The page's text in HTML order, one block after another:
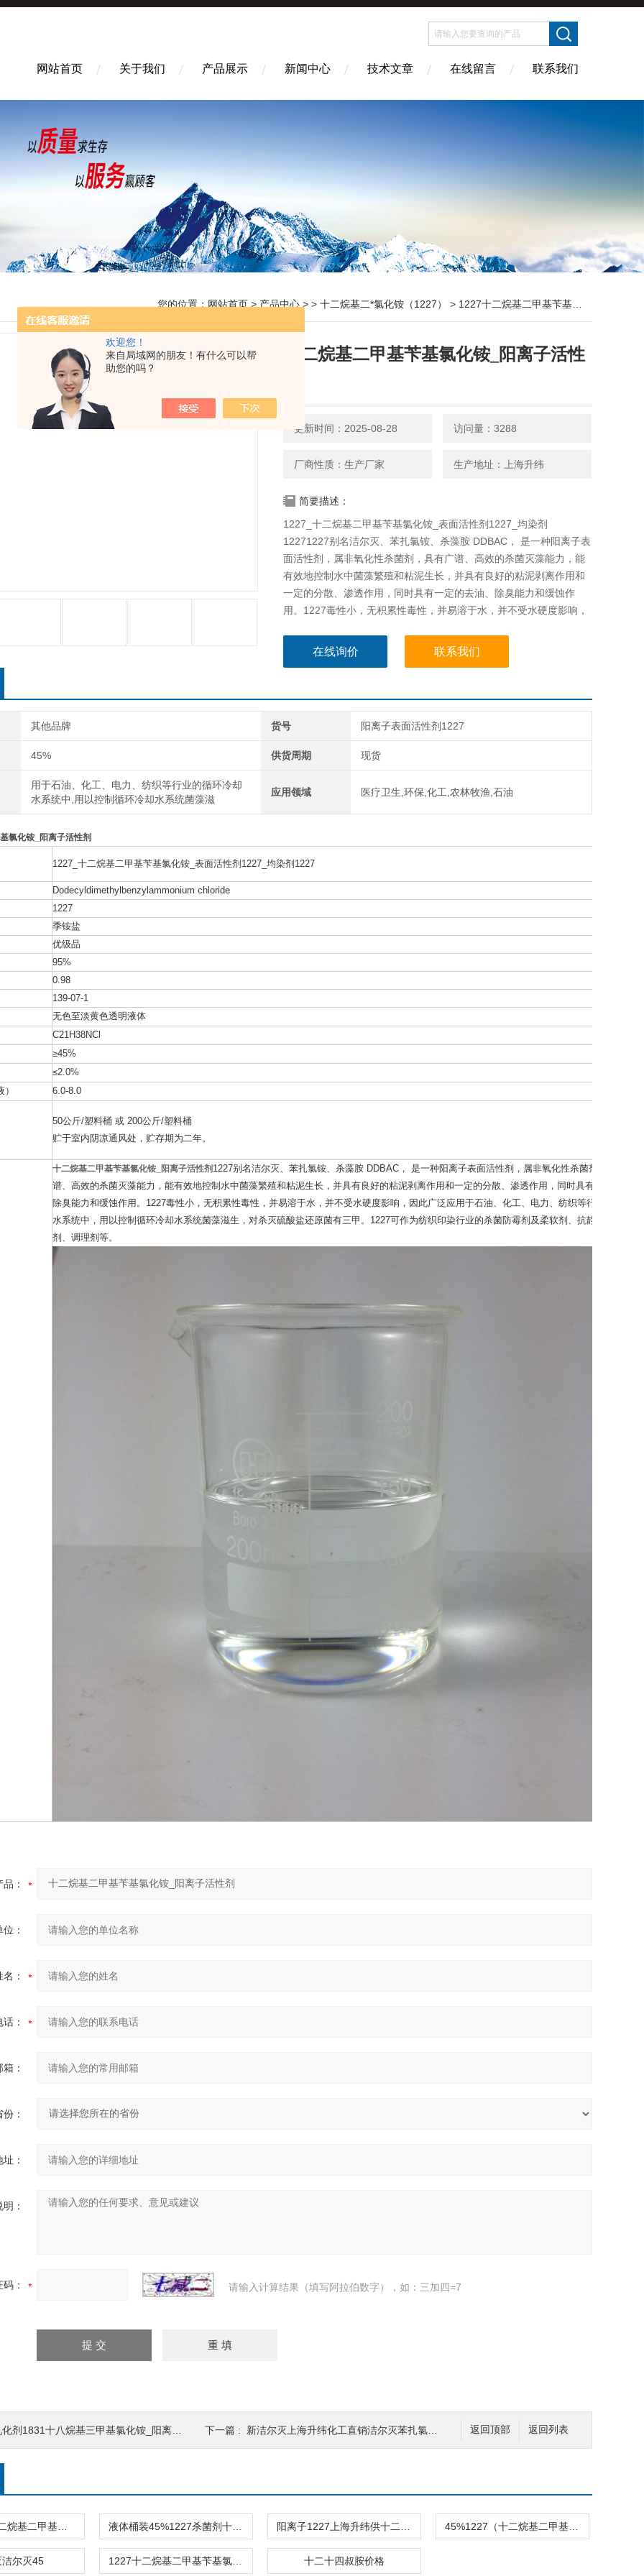
欢迎您！
来自局域网的朋友！有什么可以帮
助您的吗？
网站首页 关于我们 产品展示 新闻中心 技术文章 在线留言 联系我们
您的位置： 网站首页 > 产品中心 > > 十二烷基二*氯化铵（1227） > 1227十二烷基二甲基苄基氯化铵_阳离子活性剂
十二烷基二甲基苄基氯化铵_阳离子活性
更新时间：2025-08-28 访问量：3288
厂商性质：生产厂家 生产地址：上海升纬
简要描述：
1227_十二烷基二甲基苄基氯化铵_表面活性剂1227_均染剂
12271227别名洁尔灭、苯扎氯铵、杀藻胺 DDBAC， 是一种阳离子表
面活性剂，属非氧化性杀菌剂，具有广谱、高效的杀菌灭藻能力，能
有效地控制水中菌藻繁殖和粘泥生长，并具有良好的粘泥剥离作用和
一定的分散、渗透作用，同时具有一定的去油、除臭能力和缓蚀作
用。1227毒性小，无积累性毒性，并易溶于水，并不受水硬度影响，
在线询价 联系我们
其他品牌 货号 阳离子表面活性剂1227
45% 供货周期 现货
用于石油、化工、电力、纺织等行业的循环冷却
水系统中,用以控制循环冷却水系统菌藻滋
应用领域 医疗卫生,环保,化工,农林牧渔,石油
氯化铵_阳离子活性剂
1227_十二烷基二甲基苄基氯化铵_表面活性剂1227_均染剂1227
Dodecyldimethylbenzylammonium chloride
1227
季铵盐
优级品
95%
0.98
139-07-1
无色至淡黄色透明液体
C21H38NCl
≥45%
≤2.0%
6.0-8.0
50公斤/塑料桶 或 200公斤/塑料桶
贮于室内阴凉通风处，贮存期为二年。
十二烷基二甲基苄基氯化铵_阳离子活性剂 1227别名洁尔灭、苯扎氯铵、杀藻胺 DDBAC， 是一种阳离子表面活性剂，属非氧化性杀菌剂，具有广
谱、高效的杀菌灭藻能力，能有效地控制水中菌藻繁殖和粘泥生长，并具有良好的粘泥剥离作用和一定的分散、渗透作用，同时具有一定的去油
除臭能力和缓蚀作用。1227毒性小，无积累性毒性，并易溶于水，并不受水硬度影响，因此广泛应用于石油、化工、电力、纺织等行业的循环
水系统中，用以控制循环冷却水系统菌藻滋生，对杀灭硫酸盐还原菌有三甲。1227可作为纺织印染行业的杀菌防霉剂及柔软剂、抗静电剂、乳化
剂、调理剂等。
品：
：
：
：
：
份：
：
：
： 请输入计算结果（填写阿拉伯数字），如：三加四=7
返回列表
返回顶部
剂1831十八烷基三甲基氯化铵_阳离子表面活性剂 下一篇 : 新洁尔灭上海升纬化工直销洁尔灭苯扎氯铵苯扎溴铵
尔灭45 十二十四叔胺价格